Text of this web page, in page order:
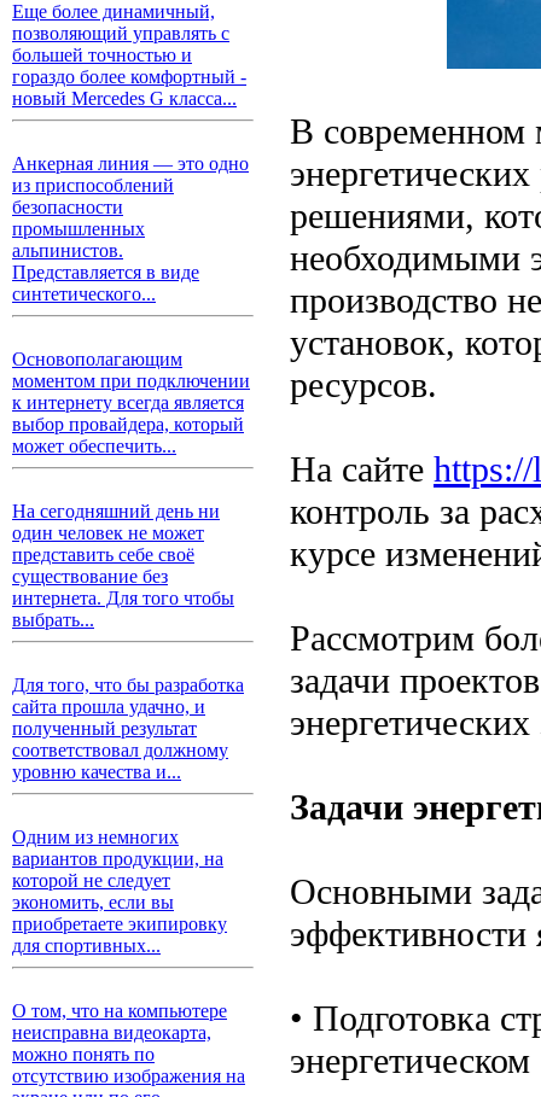
Еще более динамичный,
позволяющий управлять с
большей точностью и
гораздо более комфортный -
новый Mercedes G класса...
Анкерная линия — это одно
из приспособлений
безопасности
промышленных
альпинистов.
Представляется в виде
синтетического...
Основополагающим
моментом при подключении
к интернету всегда является
выбор провайдера, который
может обеспечить...
На сегодняшний день ни
один человек не может
представить себе своё
существование без
интернета. Для того чтобы
выбрать...
Для того, что бы разработка
сайта прошла удачно, и
полученный результат
соответствовал должному
уровню качества и...
Одним из немногих
вариантов продукции, на
которой не следует
экономить, если вы
приобретаете экипировку
для спортивных...
О том, что на компьютере
неисправна видеокарта,
можно понять по
отсутствию изображения на
В современном
решениями,
необходимыми
производство
установок,
ресурсов.
На сайте
контроль за
курсе
Рассмотрим
задачи
энергетических
Задачи
Основными
эффективности
• Подготовка
энергетическом